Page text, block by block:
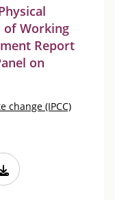
of Working
Report
on
change (IPCC)